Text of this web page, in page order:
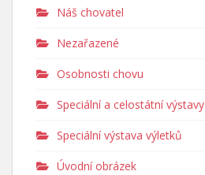
Náš chovatel
Nezařazené
Osobnosti chovu
Speciální a celostátní výstavy
Speciální výstava výletků
Úvodní obrázek